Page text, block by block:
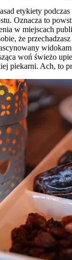
etykiety podczas
Oznacza to
w miejscach
że
woń świeżo
piekarni. Ach, to